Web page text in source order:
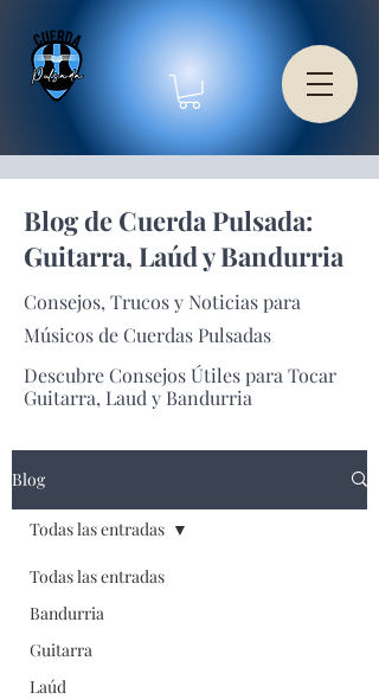
Blog de Cuerda Pulsada:
Guitarra, Laúd y Bandurria
Consejos, Trucos y Noticias para
Músicos de Cuerdas Pulsadas
Descubre Consejos Útiles para Tocar
Guitarra, Laud y Bandurria
Blog
Todas las entradas
Bandurria
Guitarra
Laúd
Todas las entradas